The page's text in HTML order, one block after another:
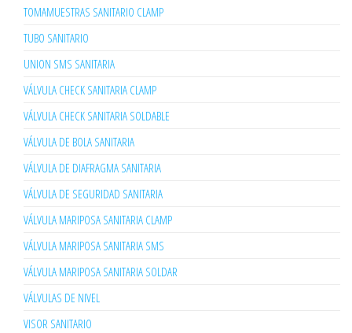
TOMAMUESTRAS SANITARIO CLAMP
TUBO SANITARIO
UNION SMS SANITARIA
VÁLVULA CHECK SANITARIA CLAMP
VÁLVULA CHECK SANITARIA SOLDABLE
VÁLVULA DE BOLA SANITARIA
VÁLVULA DE DIAFRAGMA SANITARIA
VÁLVULA DE SEGURIDAD SANITARIA
VÁLVULA MARIPOSA SANITARIA CLAMP
VÁLVULA MARIPOSA SANITARIA SMS
VÁLVULA MARIPOSA SANITARIA SOLDAR
VÁLVULAS DE NIVEL
VISOR SANITARIO